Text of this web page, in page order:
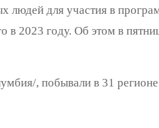
людей для участия в
в 2023 году. Об этом в
, побывали в 31 регионе